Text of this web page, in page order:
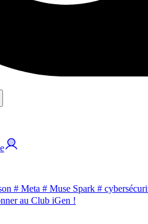
# Meta # Muse Spark #
au Club iGen !